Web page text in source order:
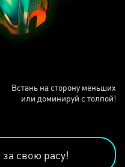
Встань на сторону меньших
или доминируй с толпой!
за свою расу!